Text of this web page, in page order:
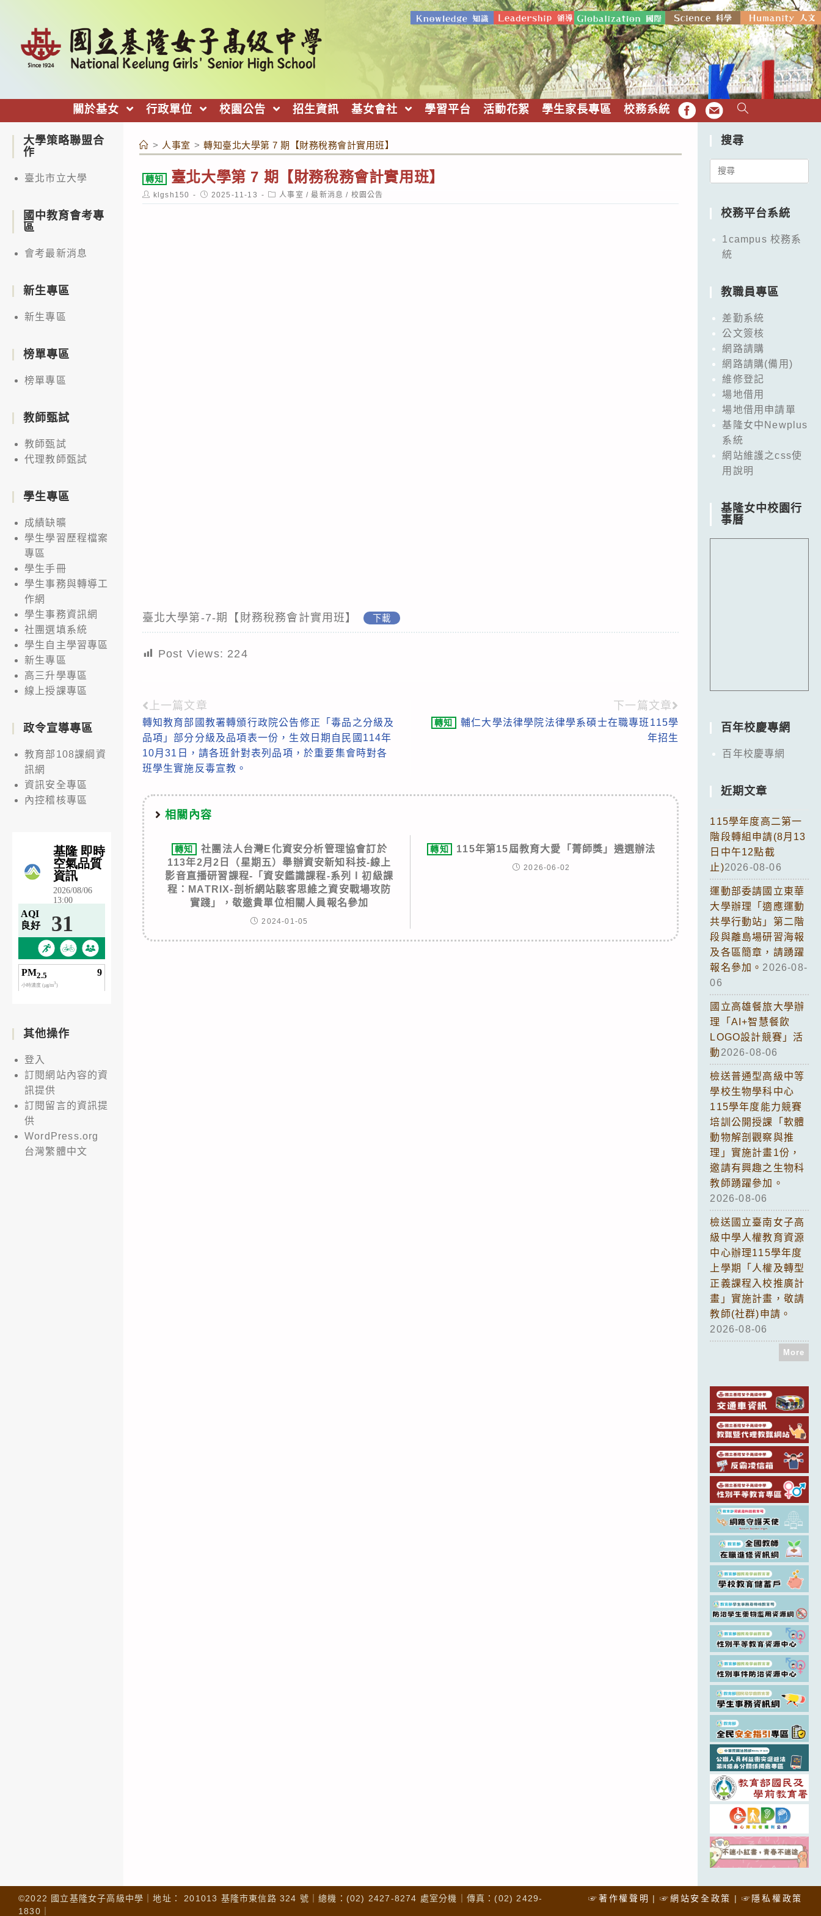
關於基女 行政單位 校園公告 招生資訊 基女會社 學習平台 活動花絮 學生家長專區 校務系統 FB EMAIL
> 人事室 > 轉知臺北大學第 7 期【財務稅務會計實用班】
轉知 臺北大學第 7 期【財務稅務會計實用班】
Post
author:
klgsh150
Post
published:
2025-11-13
Post
category:
人事室 / 最新消息 / 校園公告
臺北大學第-7-期【財務稅務會計實用班】 下載
Post Views: 224
Read
more
articles
上一篇文章
轉知教育部國教署轉頒行政院公告修正「毒品之分級及
品項」部分分級及品項表一份，生效日期自民國114年
10月31日，請各班針對表列品項，於重要集會時對各
班學生實施反毒宣教。
下一篇文章
轉知
輔仁大學法律學院法律學系碩士在職專班115學
年招生
相關內容
轉知
社團法人台灣E化資安分析管理協會訂於
113年2月2日（星期五）舉辦資安新知科技-線上
影音直播研習課程-「資安鑑識課程-系列Ⅰ初級課
程：MATRIX-剖析網站駭客思維之資安戰場攻防
實踐」，敬邀貴單位相關人員報名參加
2024-01-05
轉知 115年第15屆教育大愛「菁師獎」遴選辦法
2026-06-02
大學策略聯盟合
作
臺北市立大學
國中教育會考專
區
會考最新消息
新生專區
新生專區
榜單專區
榜單專區
教師甄試
教師甄試
代理教師甄試
學生專區
成績缺曠
學生學習歷程檔案
專區
學生手冊
學生事務與轉導工
作網
學生事務資訊網
社團選填系統
學生自主學習專區
新生專區
高三升學專區
線上授課專區
政令宣導專區
教育部108課綱資
訊網
資訊安全專區
內控稽核專區
其他操作
登入
訂閱網站內容的資
訊提供
訂閱留言的資訊提
供
WordPress.org
台灣繁體中文
搜尋
Search
校務平台系統
1campus 校務系
統
教職員專區
差勤系統
公文簽核
網路請購
網路請購(備用)
維修登記
場地借用
場地借用申請單
基隆女中Newplus
系統
網站維護之css使
用說明
基隆女中校園行
事曆
百年校慶專網
百年校慶專網
近期文章
115學年度高二第一
階段轉組申請(8月13
日中午12點截
止)2026-08-06
運動部委請國立東華
大學辦理「適應運動
共學行動站」第二階
段與離島場研習海報
及各區簡章，請踴躍
報名參加。 2026-08-
06
國立高雄餐旅大學辦
理「AI+智慧餐飲
LOGO設計競賽」活
動 2026-08-06
檢送普通型高級中等
學校生物學科中心
115學年度能力競賽
培訓公開授課「軟體
動物解剖觀察與推
理」實施計畫1份，
邀請有興趣之生物科
教師踴躍參加。
2026-08-06
檢送國立臺南女子高
級中學人權教育資源
中心辦理115學年度
上學期「人權及轉型
正義課程入校推廣計
畫」實施計畫，敬請
教師(社群)申請。
2026-08-06
More
☞著作權聲明 ☞網站安全政策 ☞隱私權政策
©2022 國立基隆女子高級中學｜地址： 201013 基隆市東信路 324 號｜總機：(02) 2427-8274 處室分機｜傳真：(02) 2429-
1830｜